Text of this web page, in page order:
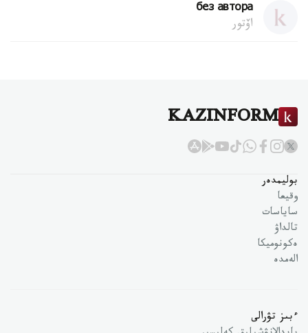
без автора
اۆتور
KAZINFORM
بوليمدەر
وقيعا
ساياسات
تالداۋ
ەكونوميكا
الەمدە
ءبىز تۋرالى